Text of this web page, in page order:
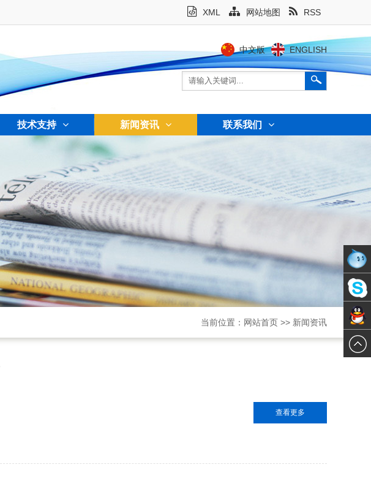
XML 网站地图 RSS
中文版 ENGLISH
技术支持 新闻资讯 联系我们
当前位置： 网站首页 >> 新闻资讯
查看更多
梁小姐
梁小姐
梁小姐